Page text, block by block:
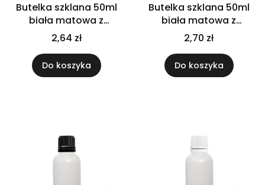
Butelka szklana 50ml
biała matowa z
kroplomierzem
czarnym
2,64 zł
Do koszyka
Butelka szklana 50ml
biała matowa z
nakrętką aluminiową
2,70 zł
Do koszyka